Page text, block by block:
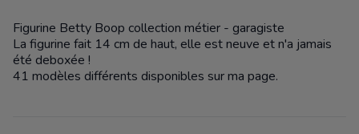
Description
Figurine Betty Boop collection métier - garagiste
La figurine fait 14 cm de haut, elle est neuve et n'a jamais
été deboxée !
41 modèles différents disponibles sur ma page.